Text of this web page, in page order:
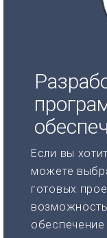
Если вы
можете
готовых
обеспечение